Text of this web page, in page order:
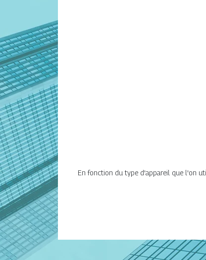
En fonction du type d'appareil que l'on